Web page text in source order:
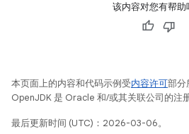
该内容对您有帮助
本页面上的内容和代码示例受内容许可部分
OpenJDK 是 Oracle 和/或其关联公司的注册
最后更新时间 (UTC)：2026-03-06。